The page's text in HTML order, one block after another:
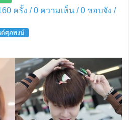
ครั้ง / 0 ความเห็น /0ชอบจัง /
ต์ศุภพงษ์